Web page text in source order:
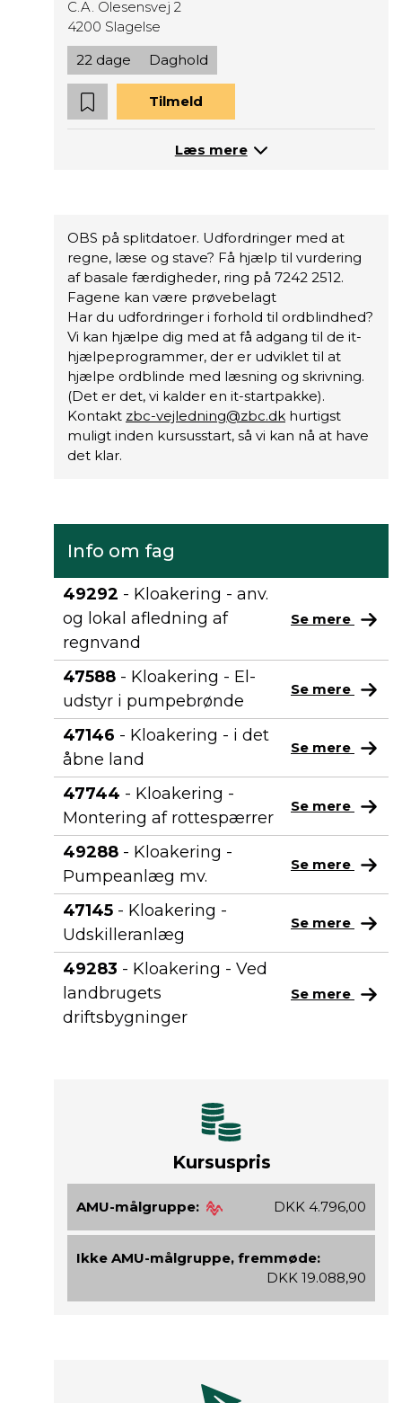
C.A. Olesensvej 2
4200 Slagelse
22 dage
Daghold
Tilmeld
Læs mere
OBS på splitdatoer. Udfordringer med at
regne, læse og stave? Få hjælp til vurdering
af basale færdigheder, ring på 7242 2512.
Fagene kan være prøvebelagt
Har du udfordringer i forhold til ordblindhed?
Vi kan hjælpe dig med at få adgang til de it-
hjælpeprogrammer, der er udviklet til at
hjælpe ordblinde med læsning og skrivning.
(Det er det, vi kalder en it-startpakke).
Kontakt zbc-vejledning@zbc.dk hurtigst
muligt inden kursusstart, så vi kan nå at have
det klar.
Info om fag
49292 - Kloakering - anv.
og lokal afledning af
regnvand
Se mere
47588 - Kloakering - El-
udstyr i pumpebrønde
Se mere
47146 - Kloakering - i det
åbne land
Se mere
47744 - Kloakering -
Montering af rottespærrer
Se mere
49288 - Kloakering -
Pumpeanlæg mv.
Se mere
47145 - Kloakering -
Udskilleranlæg
Se mere
49283 - Kloakering - Ved
landbrugets
driftsbygninger
Se mere
Kursuspris
AMU-målgruppe: DKK 4.796,00
Ikke AMU-målgruppe, fremmøde:
DKK 19.088,90